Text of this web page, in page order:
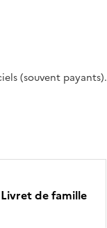
(souvent payants).
Livret de famille